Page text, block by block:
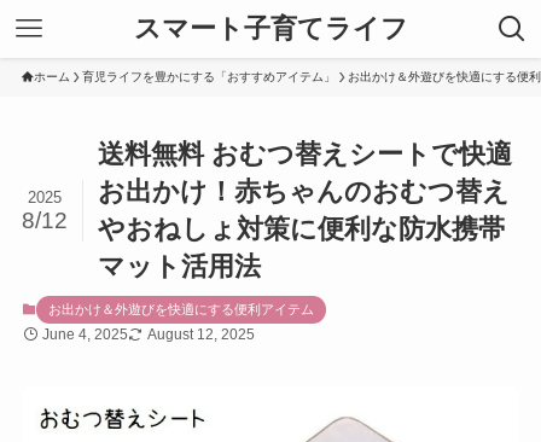
スマート子育てライフ
ホーム 育児ライフを豊かにする「おすすめアイテム」 お出かけ＆外遊びを快適にする便
送料無料 おむつ替えシートで快適
お出かけ！赤ちゃんのおむつ替え
やおねしょ対策に便利な防水携帯
マット活用法
2025
8/12
お出かけ＆外遊びを快適にする便利アイテム
June 4, 2025 August 12, 2025